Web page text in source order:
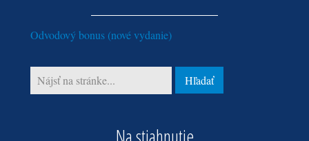
Odvodový bonus (nové vydanie)